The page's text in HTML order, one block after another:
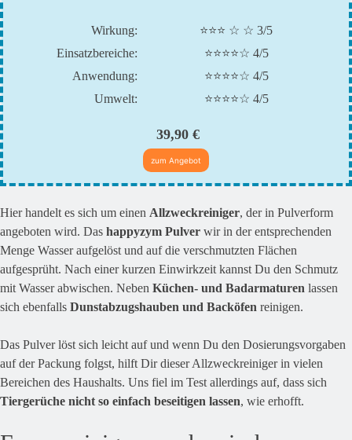
Wirkung:
⭐⭐⭐ ☆ ☆ 3/5
Einsatzbereiche:
⭐⭐⭐⭐☆ 4/5
Anwendung:
⭐⭐⭐⭐☆ 4/5
Umwelt:
⭐⭐⭐⭐☆ 4/5
39,90 €
zum Angebot
Hier handelt es sich um einen Allzweckreiniger, der in Pulverform
angeboten wird. Das happyzym Pulver wir in der entsprechenden
Menge Wasser aufgelöst und auf die verschmutzten Flächen
aufgesprüht. Nach einer kurzen Einwirkzeit kannst Du den Schmutz
mit Wasser abwischen. Neben Küchen- und Badarmaturen lassen
sich ebenfalls Dunstabzugshauben und Backöfen reinigen.
Das Pulver löst sich leicht auf und wenn Du den Dosierungsvorgaben
auf der Packung folgst, hilft Dir dieser Allzweckreiniger in vielen
Bereichen des Haushalts. Uns fiel im Test allerdings auf, dass sich
Tiergerüche nicht so einfach beseitigen lassen, wie erhofft.